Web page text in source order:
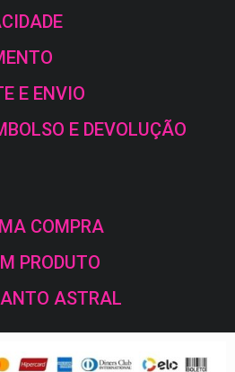
E ENVIO
E DEVOLUÇÃO
COMPRA
PRODUTO
ASTRAL